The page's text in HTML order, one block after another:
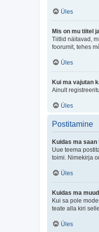
Üles
Mis on mu tiitel
Tiitlid näitavad,
foorumit, tehes
Üles
Kui ma vajutan
Ainult
Üles
Postitamine
Kuidas ma
Uue teema
toimi. Nimekirja
Üles
Kuidas ma
Kui sa pole
teate alla kiri
Üles